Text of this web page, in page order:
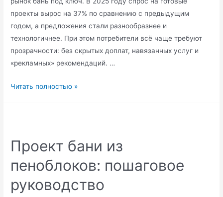
проекты вырос на 37% по сравнению с предыдущим
годом, а предложения стали разнообразнее и
технологичнее. При этом потребители всё чаще требуют
прозрачности: без скрытых доплат, навязанных услуг и
«рекламных» рекомендаций. …
Бани
решения
Читать полностью »
Проект бани из
пеноблоков: пошаговое
руководство